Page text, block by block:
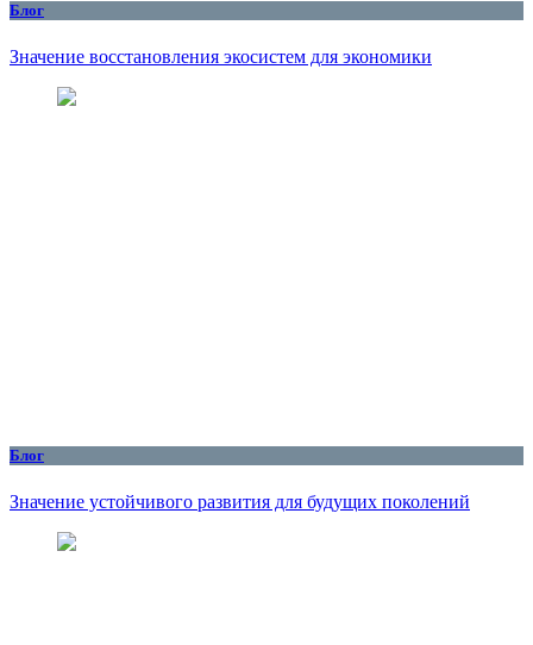
Блог
Значение восстановления экосистем для экономики
Блог
Значение устойчивого развития для будущих поколений